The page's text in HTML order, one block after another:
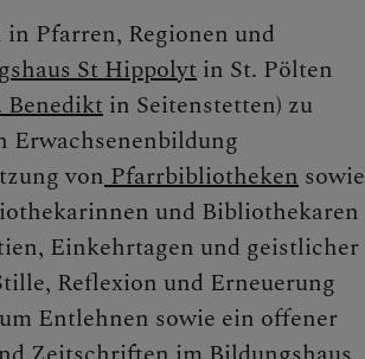
Pfarren, Regionen und
St Hippolyt in St. Pölten
Benedikt in Seitenstetten) zu
Erwachsenenbildung
vonPfarrbibliotheken sowie
und Bibliothekaren
Einkehrtagen und geistlicher
Reflexion und Erneuerung
Entlehnen sowie ein offener